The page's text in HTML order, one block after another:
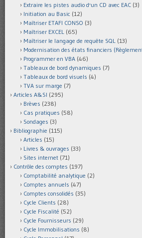
Extraire les pistes audio d'un CD avec EAC (3)
Initiation au Basic (12)
Maîtriser ETAFI CONSO (3)
Maîtriser EXCEL (65)
Maîtriser le langage de requête SQL (13)
Modernisation des états financiers
Programmer en VBA (46)
Tableaux de bord dynamiques (7)
Tableaux de bord visuels (4)
TVA sur marge (7)
Articles A&SI (295)
Brèves (238)
Cas pratiques (58)
Sondages (3)
Bibliographie (115)
Articles (15)
Livres & ouvrages (33)
Sites internet (71)
Contrôle des comptes (197)
Comptabilité analytique (2)
Comptes annuels (47)
Comptes consolidés (35)
Cycle Clients (28)
Cycle Fiscalité (52)
Cycle Fournisseurs (29)
Cycle Immobilisations (8)